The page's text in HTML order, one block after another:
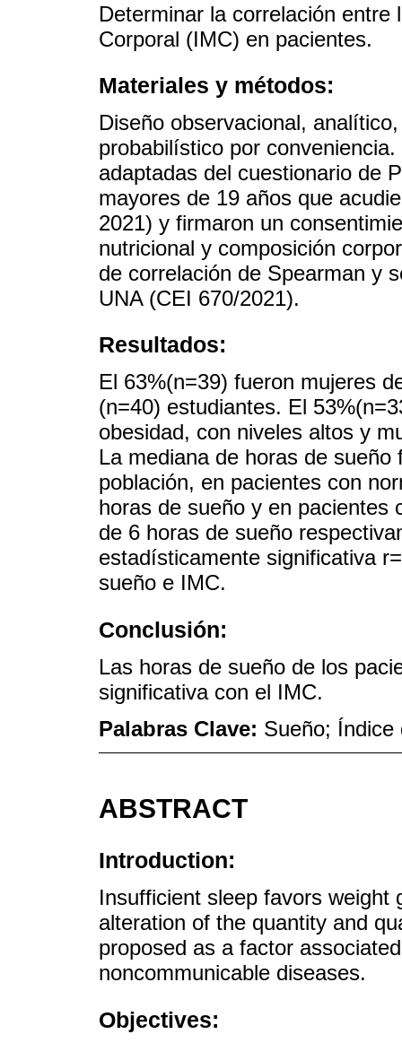
Determinar la correlación
Corporal (IMC) en pacientes.
Materiales y métodos:
Diseño observacional,
probabilístico por
adaptadas del cuestionario de
mayores de 19 años que
2021) y firmaron un
nutricional y composición
de correlación de Spearman y
UNA (CEI 670/2021).
Resultados:
El 63%(n=39) fueron mujeres
(n=40) estudiantes. El
obesidad, con niveles altos y
La mediana de horas de
población, en pacientes con
horas de sueño y en pacientes
de 6 horas de sueño
estadísticamente significativa
sueño e IMC.
Conclusión:
Las horas de sueño de los
significativa con el IMC.
Palabras Clave: Sueño; Índice
ABSTRACT
Introduction:
Insufficient sleep favors weight
alteration of the quantity and
proposed as a factor
noncommunicable diseases.
Objectives: